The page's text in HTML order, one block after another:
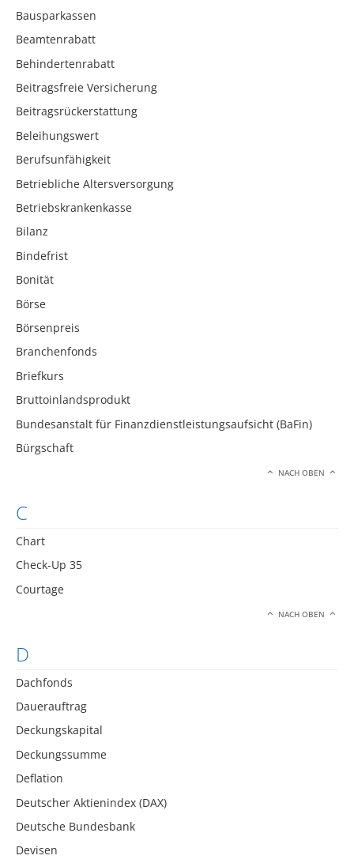
Bausparkassen
Beamtenrabatt
Behindertenrabatt
Beitragsfreie Versicherung
Beitragsrückerstattung
Beleihungswert
Berufsunfähigkeit
Betriebliche Altersversorgung
Betriebskrankenkasse
Bilanz
Bindefrist
Bonität
Börse
Börsenpreis
Branchenfonds
Briefkurs
Bruttoinlandsprodukt
Bundesanstalt für Finanzdienstleistungsaufsicht (BaFin)
Bürgschaft
NACH OBEN
C
Chart
Check-Up 35
Courtage
NACH OBEN
D
Dachfonds
Dauerauftrag
Deckungskapital
Deckungssumme
Deflation
Deutscher Aktienindex (DAX)
Deutsche Bundesbank
Devisen